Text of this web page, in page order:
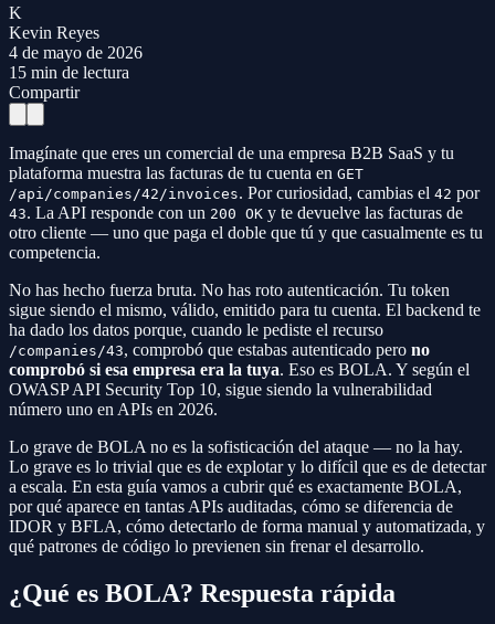
K
Kevin Reyes
4 de mayo de 2026
15 min de lectura
Compartir
Imagínate que eres un comercial de una empresa B2B SaaS y tu
plataforma muestra las facturas de tu cuenta en GET
/api/companies/42/invoices. Por curiosidad, cambias el 42 por
43. La API responde con un 200 OK y te devuelve las facturas de
otro cliente — uno que paga el doble que tú y que casualmente es tu
competencia.
No has hecho fuerza bruta. No has roto autenticación. Tu token
sigue siendo el mismo, válido, emitido para tu cuenta. El backend te
ha dado los datos porque, cuando le pediste el recurso
/companies/43, comprobó que estabas autenticado pero no
comprobó si esa empresa era la tuya. Eso es BOLA. Y según el
OWASP API Security Top 10, sigue siendo la vulnerabilidad
número uno en APIs en 2026.
Lo grave de BOLA no es la sofisticación del ataque — no la hay.
Lo grave es lo trivial que es de explotar y lo difícil que es de detectar
a escala. En esta guía vamos a cubrir qué es exactamente BOLA,
por qué aparece en tantas APIs auditadas, cómo se diferencia de
IDOR y BFLA, cómo detectarlo de forma manual y automatizada, y
qué patrones de código lo previenen sin frenar el desarrollo.
¿Qué es BOLA? Respuesta rápida